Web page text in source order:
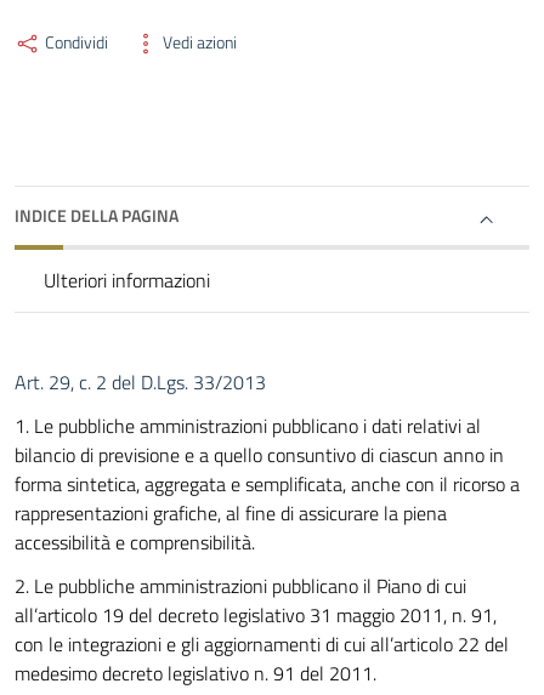
Condividi Vedi azioni
INDICE DELLA PAGINA
Ulteriori informazioni
Art. 29, c. 2 del D.Lgs. 33/2013
1. Le pubbliche amministrazioni pubblicano i dati relativi al
bilancio di previsione e a quello consuntivo di ciascun anno in
forma sintetica, aggregata e semplificata, anche con il ricorso a
rappresentazioni grafiche, al fine di assicurare la piena
accessibilità e comprensibilità.
2. Le pubbliche amministrazioni pubblicano il Piano di cui
all’articolo 19 del decreto legislativo 31 maggio 2011, n. 91,
con le integrazioni e gli aggiornamenti di cui all’articolo 22 del
medesimo decreto legislativo n. 91 del 2011.